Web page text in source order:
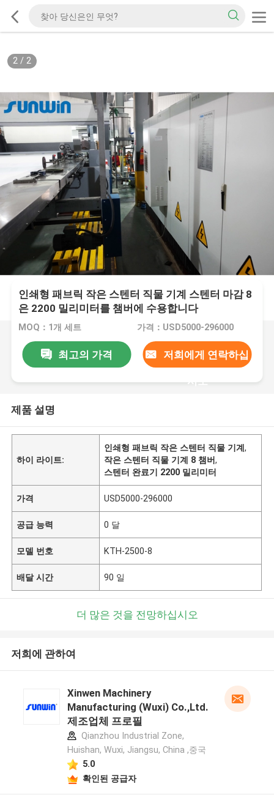
2/ 2
인쇄형 패브릭 작은 스텐터 직물 기계 스텐터 마감 8
은 2200 밀리미터를 챔버에 수용합니다
MOQ：1개 세트 가격：USD5000-296000
최고의 가격 저희에게 연락하십
시오
제품 설명
하이 라이트:
인쇄형 패브릭 작은 스텐터 직물 기계,
작은 스텐터 직물 기계 8 챔버,
스텐터 완료기 2200 밀리미터
가격 USD5000-296000
공급 능력 0 달
모델 번호 KTH-2500-8
배달 시간 90 일
더 많은 것을 전망하십시오
저희에 관하여
Xinwen Machinery
Manufacturing (Wuxi) Co.,Ltd.
제조업체 프로필
Qianzhou Industrial Zone,
Huishan, Wuxi, Jiangsu, China ,중국
5.0
확인된 공급자